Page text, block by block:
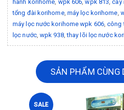
hành korihome, wpk 606,wpk 813,cây
tổng đài korihome, máy lọc korihome,
máy lọc nước korihome wpk 606,công
lọc nước,wpk 938,thay lõi lọc nước
SẢN PHẨM CÙNG
SALE